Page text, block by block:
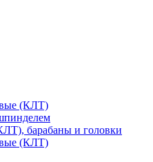
(КЛТ)
барабаны и головки
(КЛТ)